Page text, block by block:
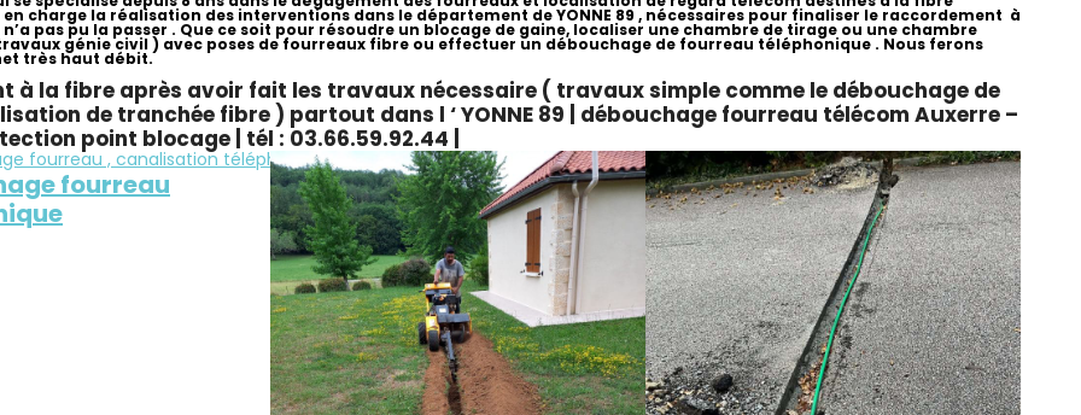
en charge la réalisation des interventions dans le département de YONNE 89 , nécessaires pour finaliser le raccordement à
pas pu la passer . Que ce soit pour résoudre un blocage de gaine, localiser une chambre de tirage ou une chambre
génie civil ) avec poses de fourreaux fibre ou effectuer un débouchage de fourreau téléphonique . Nous ferons
très haut débit.
à la fibre après avoir fait les travaux nécessaire ( travaux simple comme le débouchage de
de tranchée fibre ) partout dans l ‘ YONNE 89 | débouchage fourreau télécom Auxerre –
point blocage | tél : 03.66.59.92.44 |
fourreau